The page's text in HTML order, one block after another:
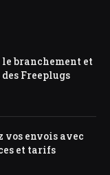
branchement et
Freeplugs
vos envois avec
et tarifs